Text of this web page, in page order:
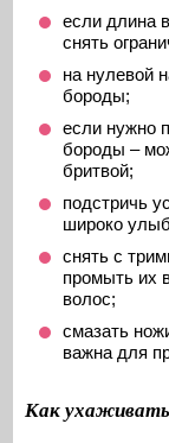
если длина
снять
на нулевой
бороды;
если нужно
бороды –
бритвой;
подстричь
широко
снять с
промыть их
волос;
смазать
важна для
Как ухаживать